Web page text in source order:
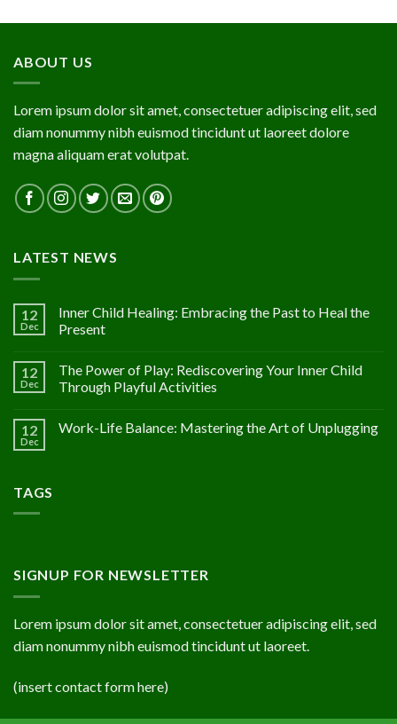
ABOUT US
Lorem ipsum dolor sit amet, consectetuer adipiscing elit, sed
diam nonummy nibh euismod tincidunt ut laoreet dolore
magna aliquam erat volutpat.
LATEST NEWS
12
Dec
Inner Child Healing: Embracing the Past to Heal the
Present
12
Dec
The Power of Play: Rediscovering Your Inner Child
Through Playful Activities
12
Dec
Work-Life Balance: Mastering the Art of Unplugging
TAGS
SIGNUP FOR NEWSLETTER
Lorem ipsum dolor sit amet, consectetuer adipiscing elit, sed
diam nonummy nibh euismod tincidunt ut laoreet.
(insert contact form here)